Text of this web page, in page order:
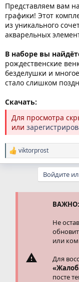
Представляем вам
графики! Этот
из уникального
акварельных
В наборе вы
рождественские
безделушки и
стало слишком
Скачать:
Для просмотра
или
Р
е
viktorprost
Войдите
ВАЖНО:
Не
или
Для
посте